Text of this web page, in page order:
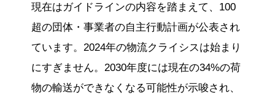
現在はガイドラインの内容を踏まえて、100
超の団体・事業者の自主行動計画が公表され
ています。2024年の物流クライシスは始まり
にすぎません。2030年度には現在の34%の荷
物の輸送ができなくなる可能性が示唆され、